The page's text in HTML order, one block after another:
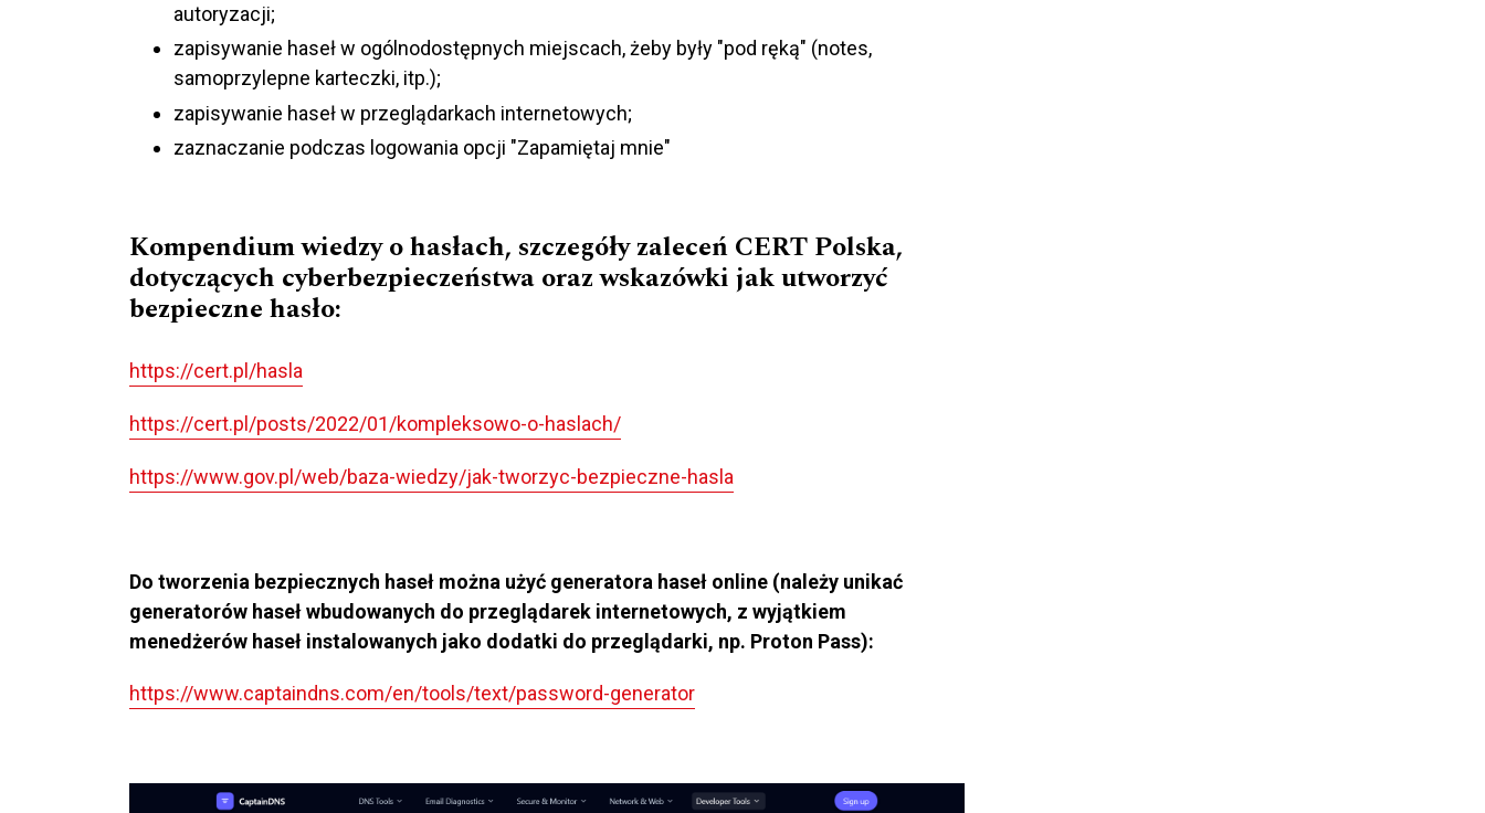
autoryzacji;
zapisywanie haseł w ogólnodostępnych miejscach, żeby były "pod ręką" (notes,
samoprzylepne karteczki, itp.);
zapisywanie haseł w przeglądarkach internetowych;
zaznaczanie podczas logowania opcji "Zapamiętaj mnie"
Kompendium wiedzy o hasłach, szczegóły zaleceń CERT Polska,
dotyczących cyberbezpieczeństwa oraz wskazówki jak utworzyć
bezpieczne hasło:
https://cert.pl/hasla
https://cert.pl/posts/2022/01/kompleksowo-o-haslach/
https://www.gov.pl/web/baza-wiedzy/jak-tworzyc-bezpieczne-hasla
Do tworzenia bezpiecznych haseł można użyć generatora haseł online (należy unikać
generatorów haseł wbudowanych do przeglądarek internetowych, z wyjątkiem
menedżerów haseł instalowanych jako dodatki do przeglądarki, np. Proton Pass):
https://www.captaindns.com/en/tools/text/password-generator